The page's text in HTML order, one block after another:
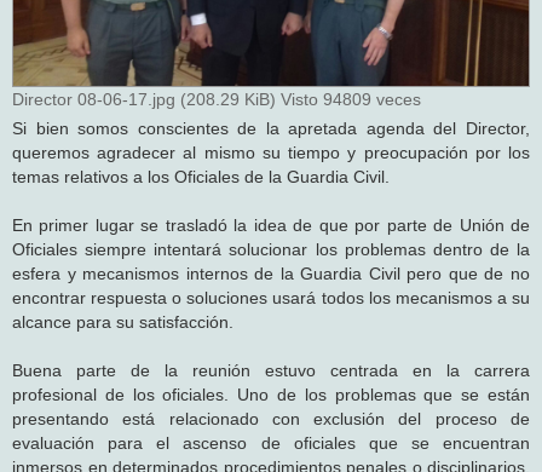
Director 08-06-17.jpg (208.29 KiB) Visto 94809 veces
Si bien somos conscientes de la apretada agenda del Director,
queremos agradecer al mismo su tiempo y preocupación por los
temas relativos a los Oficiales de la Guardia Civil.
En primer lugar se trasladó la idea de que por parte de Unión de
Oficiales siempre intentará solucionar los problemas dentro de la
esfera y mecanismos internos de la Guardia Civil pero que de no
encontrar respuesta o soluciones usará todos los mecanismos a su
alcance para su satisfacción.
Buena parte de la reunión estuvo centrada en la carrera
profesional de los oficiales. Uno de los problemas que se están
presentando está relacionado con exclusión del proceso de
evaluación para el ascenso de oficiales que se encuentran
inmersos en determinados procedimientos penales o disciplinarios.